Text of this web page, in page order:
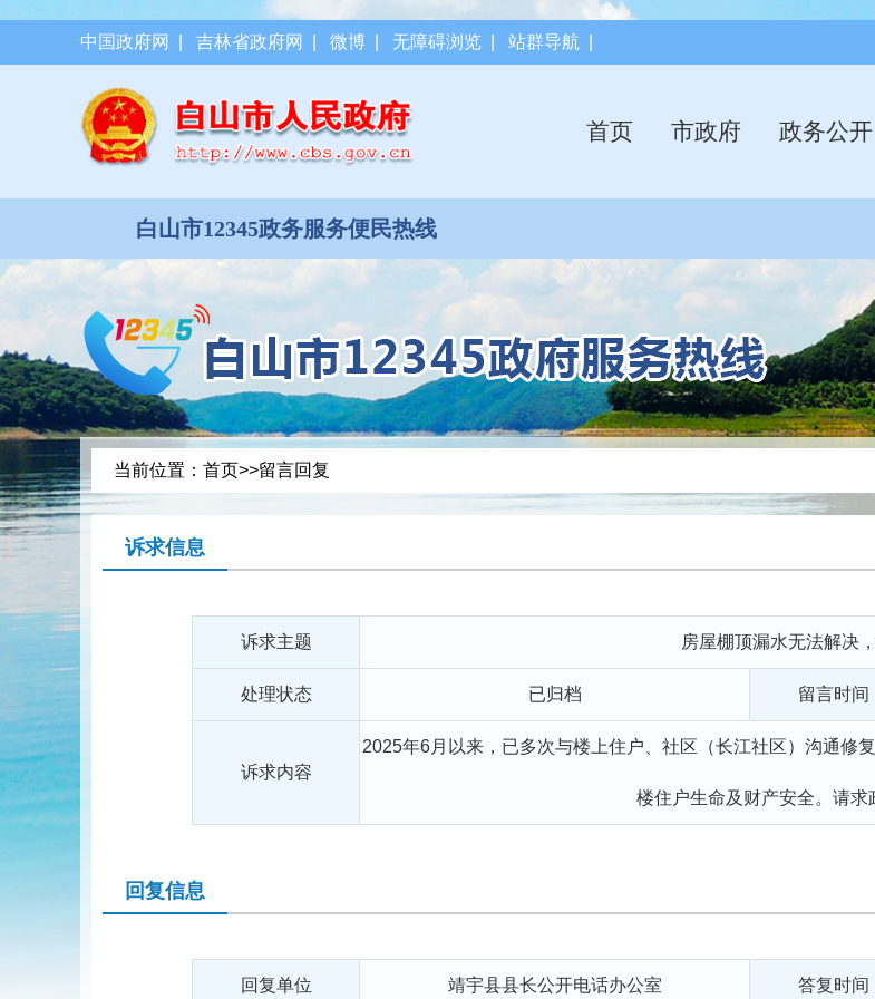
中国政府网 吉林省政府网 微博 无障碍浏览 站群导航
首页 市政府 政务公开
白山市12345政务服务便民热线
当前位置： 首页>>留言回复
诉求信息
诉求主题 房屋棚顶漏水无法解决
处理状态 已归档 留言时间
诉求内容
2025年6月以来，已多次与楼上住户、社区（长江社区）沟通修
楼住户生命及财产安全。请求
回复信息
回复单位 靖宇县县长公开电话办公室 答复时间